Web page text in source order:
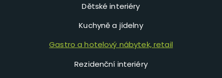
Dětské interiéry
Kuchyně a jídelny
Gastro a hotelový nábytek, retail
Rezidenční interiéry